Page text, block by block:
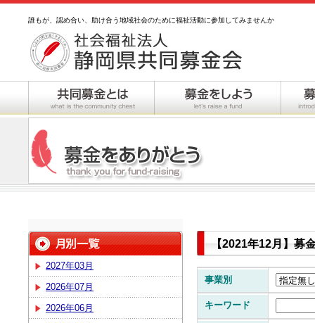
誰もが、認め合い、助け合う地域社会のために福祉活動に参加してみませんか
2027年03月
2026年07月
2026年06月
【2021年12月】募
事業別
キーワード